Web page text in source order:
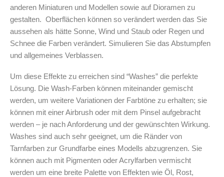
Zubehör & Ausstattung
Leerbehälter & Mischzubehör
Spezialliteratur & Anleitungen
X
anderen Miniaturen und Modellen sowie auf Dioramen zu
gestalten. Oberflächen können so verändert werden das Sie
aussehen als hätte Sonne, Wind und Staub oder Regen und
Schnee die Farben verändert. Simulieren Sie das Abstumpfen
und allgemeines Verblassen.
Um diese Effekte zu erreichen sind “Washes” die perfekte
Lösung. Die Wash-Farben können miteinander gemischt
werden, um weitere Variationen der Farbtöne zu erhalten; sie
können mit einer Airbrush oder mit dem Pinsel aufgebracht
werden – je nach Anforderung und der gewünschten Wirkung.
Washes sind auch sehr geeignet, um die Ränder von
Tarnfarben zur Grundfarbe eines Modells abzugrenzen. Sie
können auch mit Pigmenten oder Acrylfarben vermischt
werden um eine breite Palette von Effekten wie Öl, Rost,